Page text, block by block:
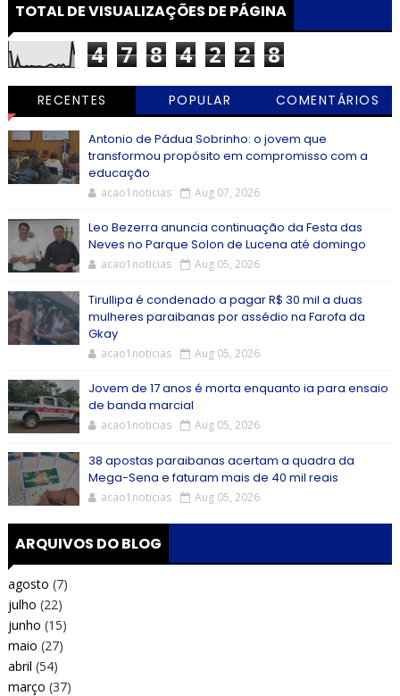
TOTAL DE VISUALIZAÇÕES DE PÁGINA
4 7 8 4 2 2 8
RECENTES POPULAR COMENTÁRIOS
Antonio de Pádua Sobrinho: o jovem que
transformou propósito em compromisso com a
educação
acao1noticias Aug 07, 2026
Leo Bezerra anuncia continuação da Festa das
Neves no Parque Solon de Lucena até domingo
acao1noticias Aug 05, 2026
Tirullipa é condenado a pagar R$ 30 mil a duas
mulheres paraibanas por assédio na Farofa da
Gkay
acao1noticias Aug 05, 2026
Jovem de 17 anos é morta enquanto ia para ensaio
de banda marcial
acao1noticias Aug 05, 2026
38 apostas paraibanas acertam a quadra da
Mega-Sena e faturam mais de 40 mil reais
acao1noticias Aug 05, 2026
ARQUIVOS DO BLOG
agosto (7)
julho (22)
junho (15)
maio (27)
abril (54)
março (37)